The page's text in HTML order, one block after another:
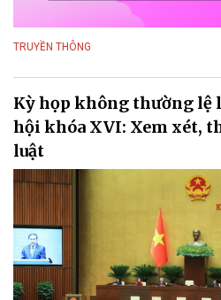
TRUYỀN THÔNG
Kỳ họp không thường lệ
hội khóa XVI: Xem xét,
luật